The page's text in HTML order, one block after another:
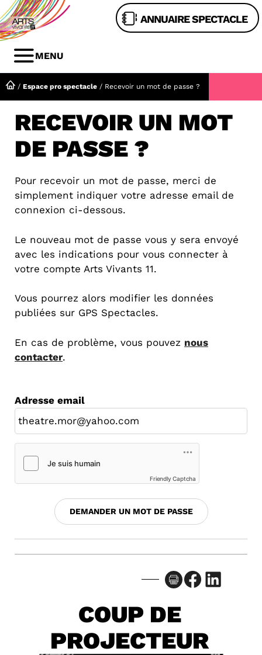
Aller
au
contenu
ANNUAIRE SPECTACLE
MENU
MENU
/ Espace pro spectacle / Recevoir un mot de passe ?
RECEVOIR UN MOT
DE PASSE ?
Pour recevoir un mot de passe, merci de
simplement indiquer votre adresse email de
connexion ci-dessous.
Le nouveau mot de passe vous y sera envoyé
avec les indications pour vous connecter à
votre compte Arts Vivants 11.
Vous pourrez alors modifier les données
publiées sur GPS Spectacles.
En cas de problème, vous pouvez nous
contacter.
Adresse email
Friendly Captcha
Facebook LinkedIn
COUP DE
PROJECTEUR